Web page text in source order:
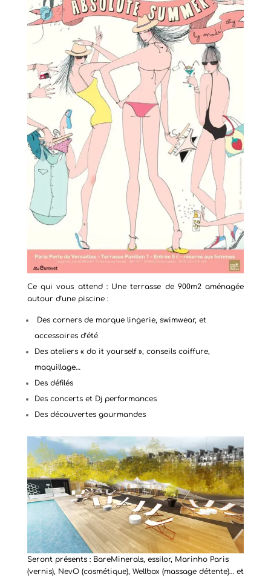
Ce qui vous attend : Une terrasse de 900m2 aménagée
autour d’une piscine :
Des corners de marque lingerie, swimwear, et
accessoires d’été
Des ateliers « do it yourself », conseils coiffure,
maquillage…
Des défilés
Des concerts et Dj performances
Des découvertes gourmandes
Seront présents : BareMinerals, essilor, Marinho Paris
(vernis), NevO (cosmétique), Wellbox (massage détente)… et